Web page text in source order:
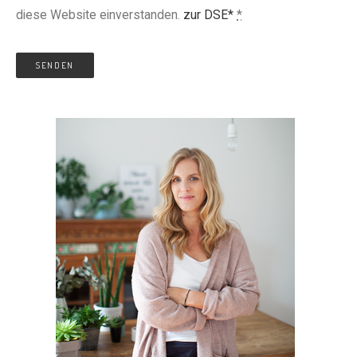
diese Website einverstanden. zur DSE* *